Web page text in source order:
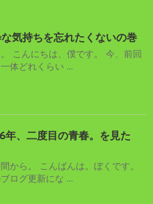
気持ちを忘れたくないの巻
こんにちは、僕です。 今、前回
体どれくらい ...
、二度目の青春。を見た
から。 こんばんは。ぼくです。
ログ更新にな ...